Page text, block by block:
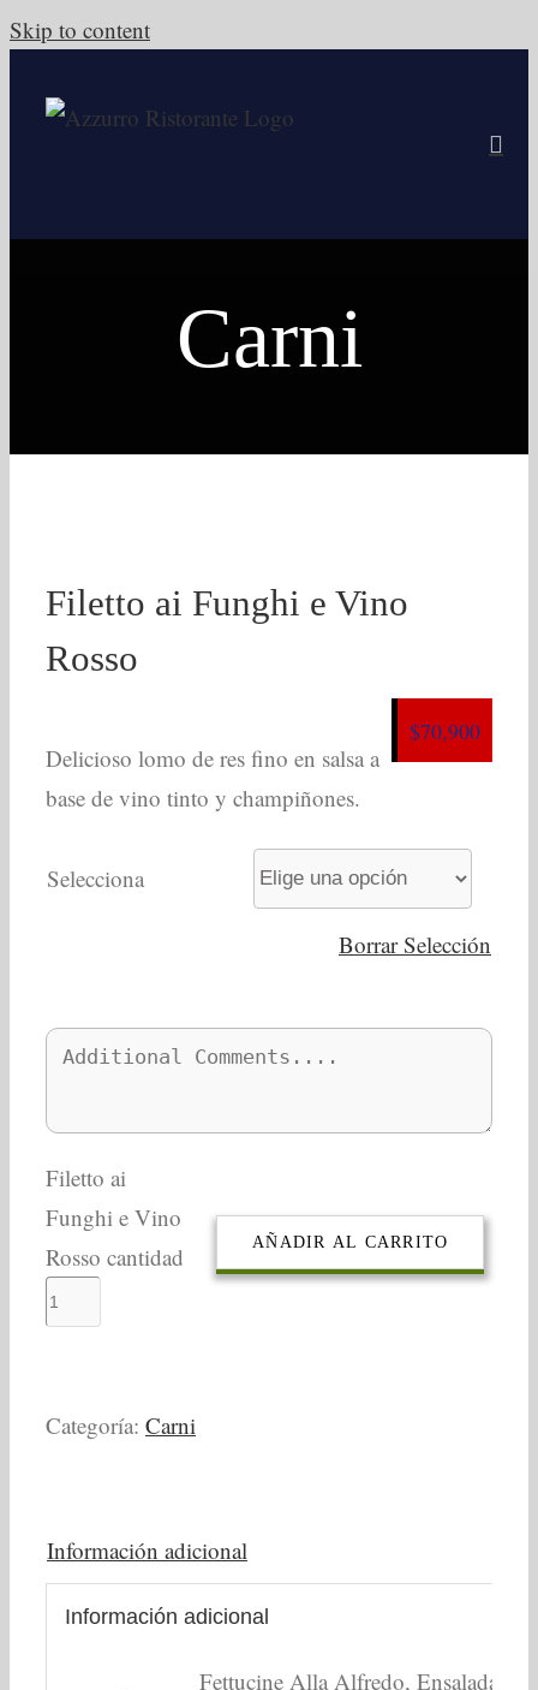
Skip to content
Carni
Filetto ai Funghi e Vino
Rosso
$70,900
Delicioso lomo de res fino en salsa a
base de vino tinto y champiñones.
Selecciona
Borrar Selección
Filetto ai
Funghi e Vino
Rosso cantidad
AÑADIR AL CARRITO
Categoría: Carni
Información adicional
Información adicional
Fettucine Alla Alfredo, Ensalada